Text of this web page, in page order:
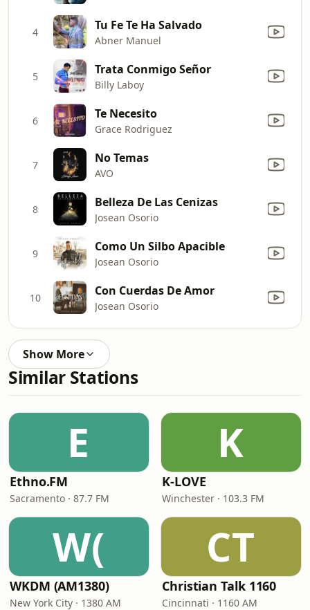
4 Tu Fe Te Ha Salvado
Abner Manuel
5 Trata Conmigo Señor
Billy Laboy
6 Te Necesito
Grace Rodriguez
7 No Temas
AVO
8 Belleza De Las Cenizas
Josean Osorio
9 Como Un Silbo Apacible
Josean Osorio
10 Con Cuerdas De Amor
Josean Osorio
Show More
Similar Stations
E
Ethno.FM
Sacramento · 87.7 FM
K
K-LOVE
Winchester · 103.3 FM
W(
WKDM (AM1380)
New York City · 1380 AM
CT
Christian Talk 1160
Cincinnati · 1160 AM